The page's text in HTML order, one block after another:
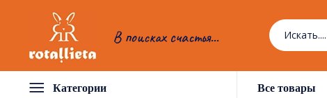
В поисках счастья...
Категории Все товары